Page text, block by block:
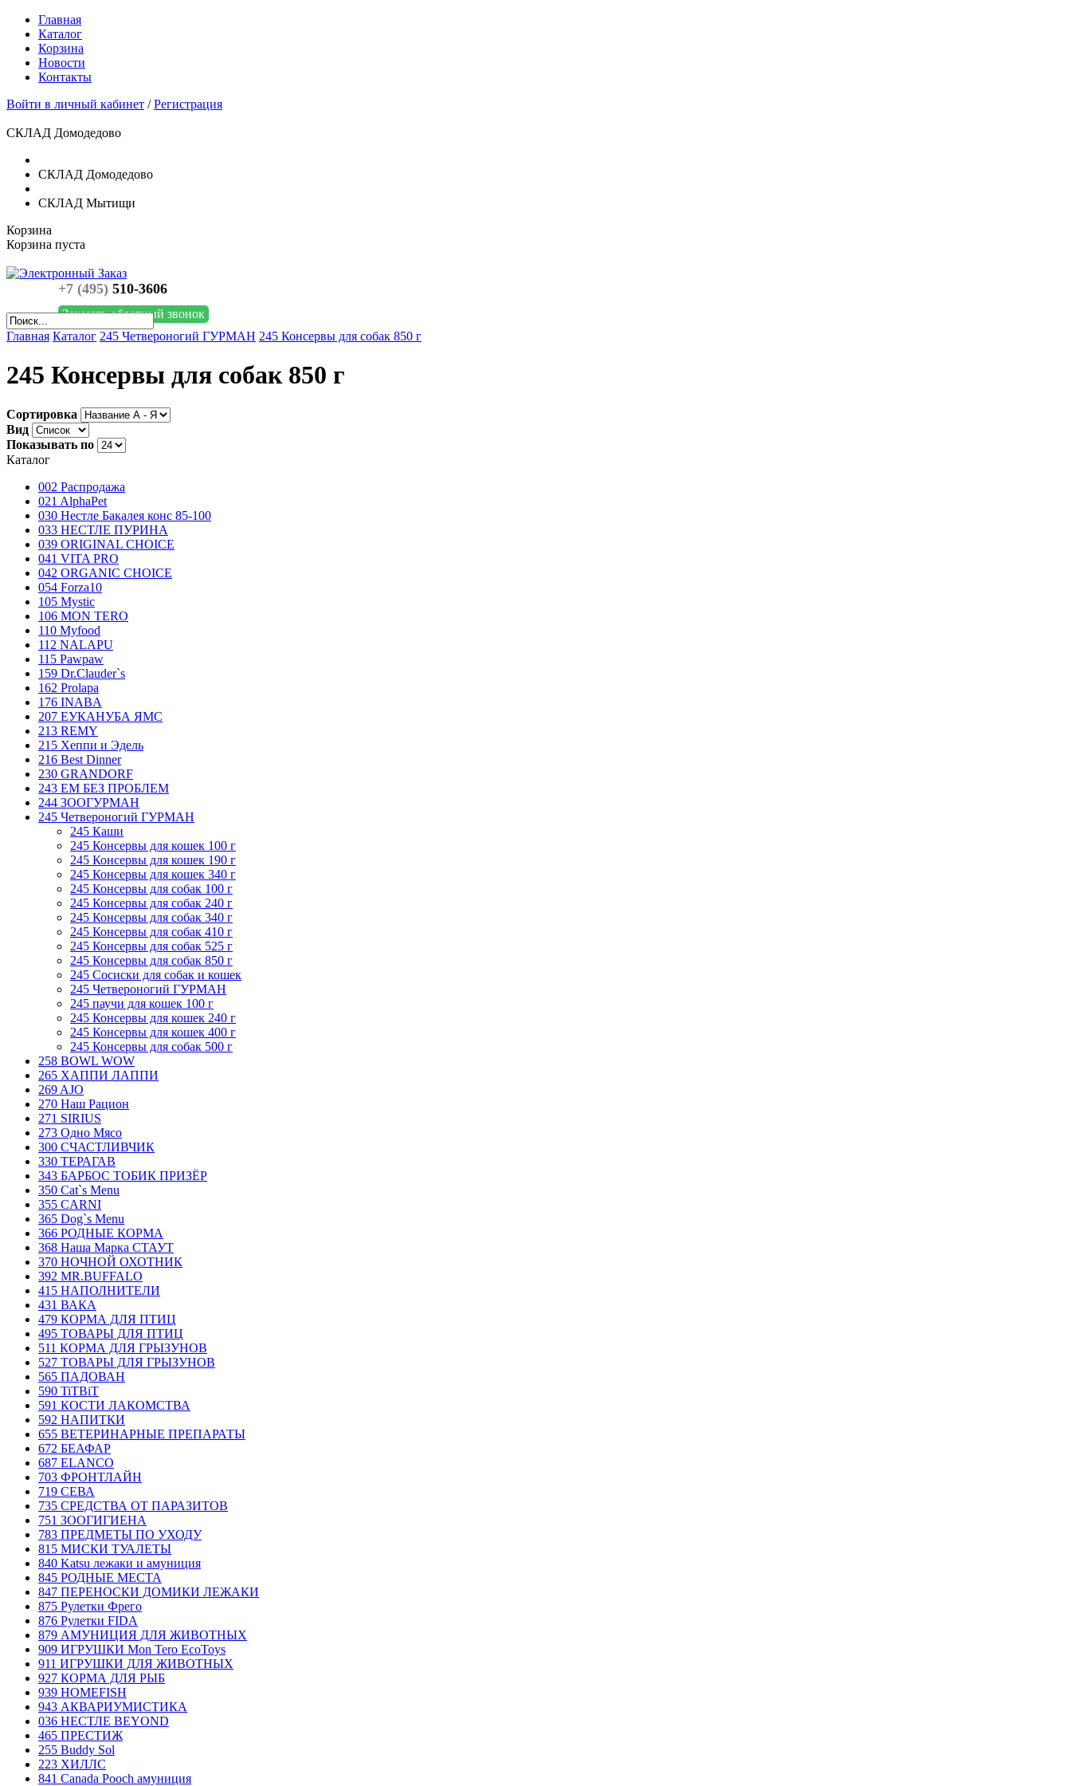
Главная
Каталог
Корзина
Новости
Контакты
Войти в личный кабинет /Регистрация
СКЛАД Домодедово
СКЛАД Домодедово
СКЛАД Мытищи
Корзина
Корзина пуста
+7 (495) 510-3606
Заказать обратный звонок
Главная Каталог 245 Четвероногий ГУРМАН 245 Консервы для собак 850 г
245 Консервы для собак 850 г
Сортировка
Вид
Показывать по
Каталог
002 Распродажа
021 AlphaPet
030 Нестле Бакалея конc 85-100
033 НЕСТЛЕ ПУРИНА
039 ORIGINAL CHOICE
041 VITA PRO
042 ORGANIC CHOICE
054 Forza10
105 Mystic
106 MON TERO
110 Myfood
112 NALAPU
115 Pawpaw
159 Dr.Clauder`s
162 Prolapa
176 INABA
207 ЕУКАНУБА ЯМС
213 REMY
215 Хеппи и Эдель
216 Best Dinner
230 GRANDORF
243 ЕМ БЕЗ ПРОБЛЕМ
244 ЗООГУРМАН
245 Четвероногий ГУРМАН
245 Каши
245 Консервы для кошек 100 г
245 Консервы для кошек 190 г
245 Консервы для кошек 340 г
245 Консервы для собак 100 г
245 Консервы для собак 240 г
245 Консервы для собак 340 г
245 Консервы для собак 410 г
245 Консервы для собак 525 г
245 Консервы для собак 850 г
245 Сосиски для собак и кошек
245 Четвероногий ГУРМАН
245 паучи для кошек 100 г
245 Консервы для кошек 240 г
245 Консервы для кошек 400 г
245 Консервы для собак 500 г
258 BOWL WOW
265 ХАППИ ЛАППИ
269 AJO
270 Наш Рацион
271 SIRIUS
273 Одно Мясо
300 СЧАСТЛИВЧИК
330 ТЕРАГАВ
343 БАРБОС ТОБИК ПРИЗЁР
350 Cat`s Menu
355 CARNI
365 Dog`s Menu
366 РОДНЫЕ КОРМА
368 Наша Марка СТАУТ
370 НОЧНОЙ ОХОТНИК
392 MR.BUFFALO
415 НАПОЛНИТЕЛИ
431 ВАКА
479 КОРМА ДЛЯ ПТИЦ
495 ТОВАРЫ ДЛЯ ПТИЦ
511 КОРМА ДЛЯ ГРЫЗУНОВ
527 ТОВАРЫ ДЛЯ ГРЫЗУНОВ
565 ПАДОВАН
590 TiTBiT
591 КОСТИ ЛАКОМСТВА
592 НАПИТКИ
655 ВЕТЕРИНАРНЫЕ ПРЕПАРАТЫ
672 БЕАФАР
687 ELANCO
703 ФРОНТЛАЙН
719 СЕВА
735 СРЕДСТВА ОТ ПАРАЗИТОВ
751 ЗООГИГИЕНА
783 ПРЕДМЕТЫ ПО УХОДУ
815 МИСКИ ТУАЛЕТЫ
840 Katsu лежаки и амуниция
845 РОДНЫЕ МЕСТА
847 ПЕРЕНОСКИ ДОМИКИ ЛЕЖАКИ
875 Рулетки Фрего
876 Рулетки FIDA
879 АМУНИЦИЯ ДЛЯ ЖИВОТНЫХ
909 ИГРУШКИ Mon Tero EcoToys
911 ИГРУШКИ ДЛЯ ЖИВОТНЫХ
927 КОРМА ДЛЯ РЫБ
939 HOMEFISH
943 АКВАРИУМИСТИКА
036 НЕСТЛЕ BEYOND
465 ПРЕСТИЖ
255 Buddy Sol
223 ХИЛЛC
841 Canada Poоch амуниция